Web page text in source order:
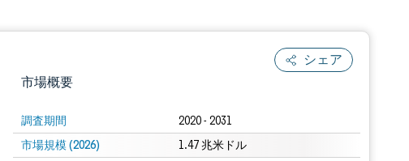
シェア
市場概要
調査期間 2020 - 2031
市場規模 (2026) 1.47 兆米ドル